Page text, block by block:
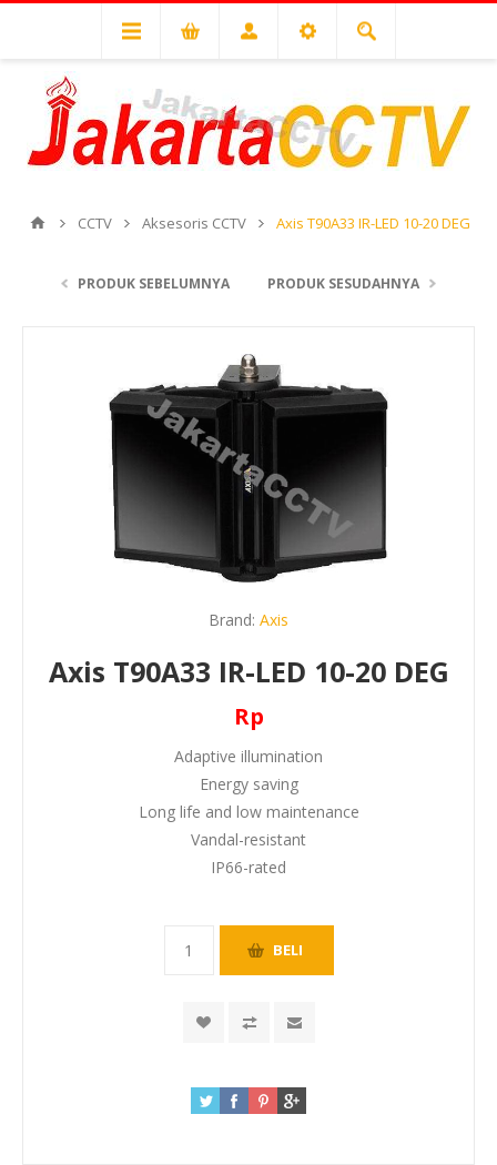
CCTV Aksesoris CCTV Axis T90A33 IR-LED 10-20 DEG
PRODUK SEBELUMNYA PRODUK SESUDAHNYA
Brand: Axis
Axis T90A33 IR-LED 10-20 DEG
Rp
Adaptive illumination
Energy saving
Long life and low maintenance
Vandal-resistant
IP66-rated